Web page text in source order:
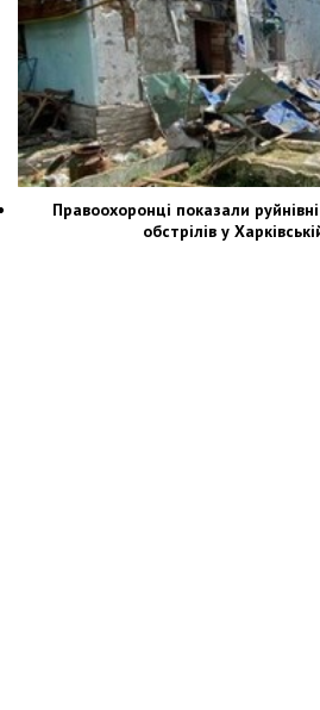
Правоохоронці показали
обстрілів у